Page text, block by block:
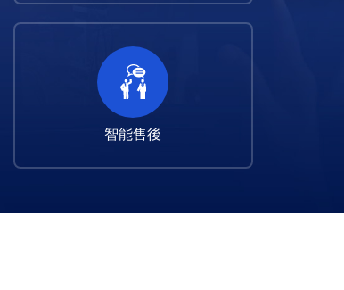
智能售後